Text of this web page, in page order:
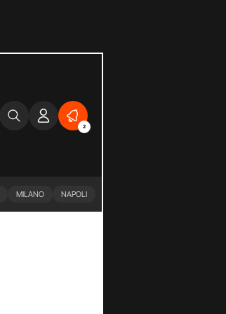
2
MILANO NAPOLI